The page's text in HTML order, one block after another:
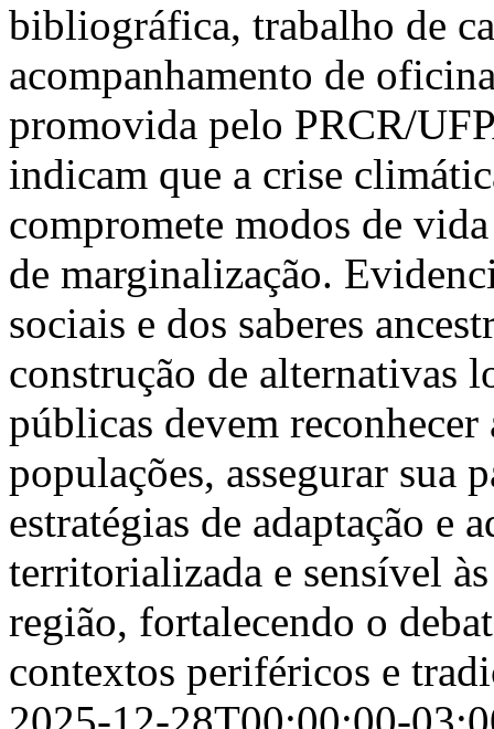
bibliográfica, trabalho de
acompanhamento de
promovida pelo PRCR/
indicam que a crise
compromete modos de
de marginalização.
sociais e dos saberes
construção de alternativas
públicas devem
populações, assegurar sua
estratégias de adaptação e
territorializada e sensível
região, fortalecendo o
contextos periféricos e